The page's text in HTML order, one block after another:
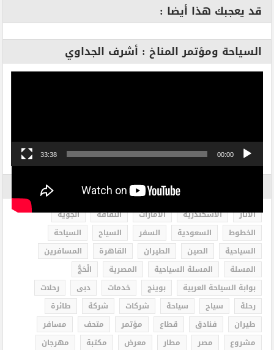
قد يعجبك هذا أيضا :
السياحة ومؤتمر المناخ : أشرف الجداوي
00:00
33:38
الاثار الاسكندرية الامارات الثقافة
الجوية
الخطوط
السعودية السفر السياح
السياحة
السياحية
الصين الطيران القاهرة
المسافرين
المسلة
المسلة السياحية المصرية
الْحَجُّ
بوابة السياحة العربية
بوينج خدمات دبى
رحلات
رحلة
سياح سياحة شركات شركة
طائرة
طيران
فنادق قطاع مؤتمر متحف
مسافر
مشروع
مصر مطار معرض مكتبة
مهرجان